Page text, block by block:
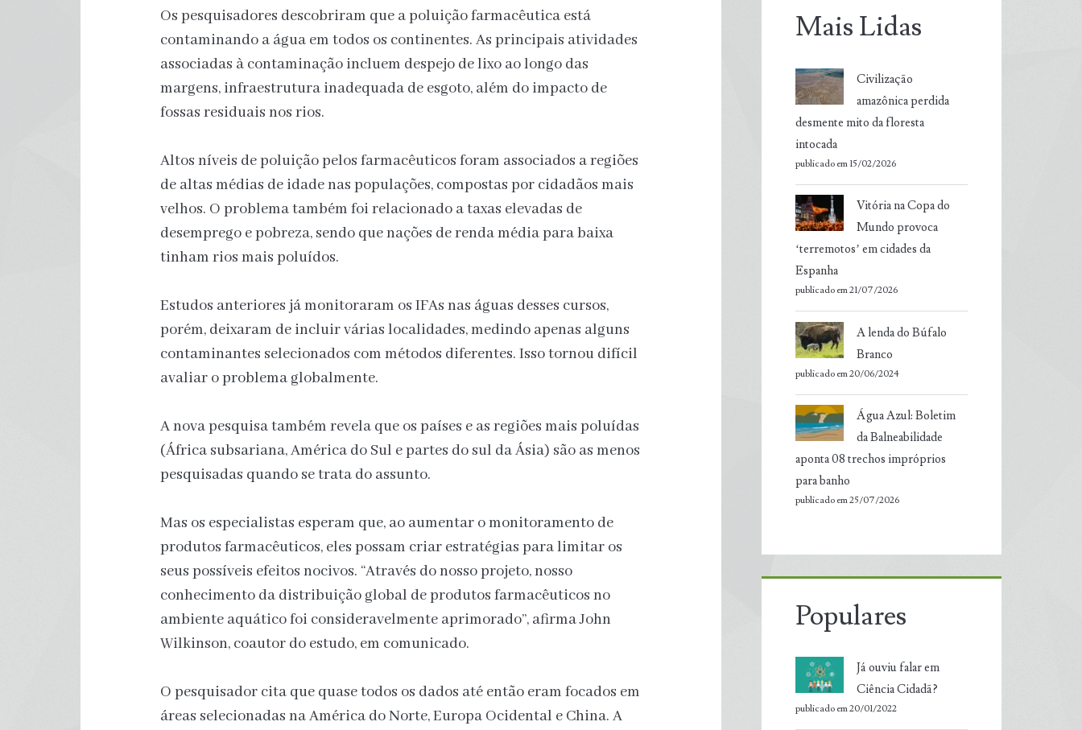
Os pesquisadores descobriram que a poluição farmacêutica está
contaminando a água em todos os continentes. As principais atividades
associadas à contaminação incluem despejo de lixo ao longo das
margens, infraestrutura inadequada de esgoto, além do impacto de
fossas residuais nos rios.
Altos níveis de poluição pelos farmacêuticos foram associados a regiões
de altas médias de idade nas populações, compostas por cidadãos mais
velhos. O problema também foi relacionado a taxas elevadas de
desemprego e pobreza, sendo que nações de renda média para baixa
tinham rios mais poluídos.
Estudos anteriores já monitoraram os IFAs nas águas desses cursos,
porém, deixaram de incluir várias localidades, medindo apenas alguns
contaminantes selecionados com métodos diferentes. Isso tornou difícil
avaliar o problema globalmente.
A nova pesquisa também revela que os países e as regiões mais poluídas
(África subsariana, América do Sul e partes do sul da Ásia) são as menos
pesquisadas quando se trata do assunto.
Mas os especialistas esperam que, ao aumentar o monitoramento de
produtos farmacêuticos, eles possam criar estratégias para limitar os
seus possíveis efeitos nocivos. “Através do nosso projeto, nosso
conhecimento da distribuição global de produtos farmacêuticos no
ambiente aquático foi consideravelmente aprimorado”, afirma John
Wilkinson, coautor do estudo, em comunicado.
O pesquisador cita que quase todos os dados até então eram focados em
áreas selecionadas na América do Norte, Europa Ocidental e China. A
Mais Lidas
Civilização
amazônica perdida
desmente mito da floresta
intocada
publicado em 15/02/2026
Vitória na Copa do
Mundo provoca
‘terremotos’ em cidades da
Espanha
publicado em 21/07/2026
A lenda do Búfalo
Branco
publicado em 20/06/2024
Água Azul: Boletim
da Balneabilidade
aponta 08 trechos impróprios
para banho
publicado em 25/07/2026
Populares
Já ouviu falar em
Ciência Cidadã?
publicado em 20/01/2022